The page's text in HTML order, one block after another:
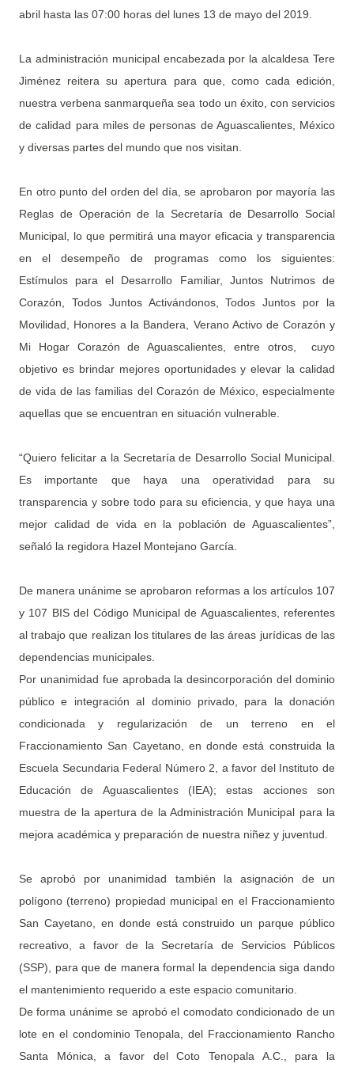
abril hasta las 07:00 horas del lunes 13 de mayo del 2019.
La administración municipal encabezada por la alcaldesa Tere
Jiménez reitera su apertura para que, como cada edición,
nuestra verbena sanmarqueña sea todo un éxito, con servicios
de calidad para miles de personas de Aguascalientes, México
y diversas partes del mundo que nos visitan.
En otro punto del orden del día, se aprobaron por mayoría las
Reglas de Operación de la Secretaría de Desarrollo Social
Municipal, lo que permitirá una mayor eficacia y transparencia
en el desempeño de programas como los siguientes:
Estímulos para el Desarrollo Familiar, Juntos Nutrimos de
Corazón, Todos Juntos Activándonos, Todos Juntos por la
Movilidad, Honores a la Bandera, Verano Activo de Corazón y
Mi Hogar Corazón de Aguascalientes, entre otros, cuyo
objetivo es brindar mejores oportunidades y elevar la calidad
de vida de las familias del Corazón de México, especialmente
aquellas que se encuentran en situación vulnerable.
“Quiero felicitar a la Secretaría de Desarrollo Social Municipal.
Es importante que haya una operatividad para su
transparencia y sobre todo para su eficiencia, y que haya una
mejor calidad de vida en la población de Aguascalientes”,
señaló la regidora Hazel Montejano García.
De manera unánime se aprobaron reformas a los artículos 107
y 107 BIS del Código Municipal de Aguascalientes, referentes
al trabajo que realizan los titulares de las áreas jurídicas de las
dependencias municipales.
Por unanimidad fue aprobada la desincorporación del dominio
público e integración al dominio privado, para la donación
condicionada y regularización de un terreno en el
Fraccionamiento San Cayetano, en donde está construida la
Escuela Secundaria Federal Número 2, a favor del Instituto de
Educación de Aguascalientes (IEA); estas acciones son
muestra de la apertura de la Administración Municipal para la
mejora académica y preparación de nuestra niñez y juventud.
Se aprobó por unanimidad también la asignación de un
polígono (terreno) propiedad municipal en el Fraccionamiento
San Cayetano, en donde está construido un parque público
recreativo, a favor de la Secretaría de Servicios Públicos
(SSP), para que de manera formal la dependencia siga dando
el mantenimiento requerido a este espacio comunitario.
De forma unánime se aprobó el comodato condicionado de un
lote en el condominio Tenopala, del Fraccionamiento Rancho
Santa Mónica, a favor del Coto Tenopala A.C., para la